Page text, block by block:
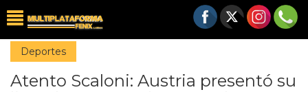
Deportes
Atento Scaloni: Austria presentó su